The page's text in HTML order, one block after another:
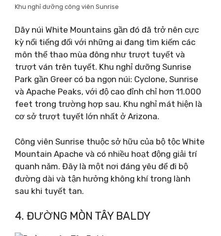
Khu nghỉ dưỡng công viên Sunrise
Dãy núi White Mountains gần đó đã trở nên cực
kỳ nổi tiếng đối với những ai đang tìm kiếm các
môn thể thao mùa đông như trượt tuyết và
trượt ván trên tuyết. Khu nghỉ dưỡng Sunrise
Park gần Greer có ba ngọn núi: Cyclone, Sunrise
và Apache Peaks, với độ cao đỉnh chỉ hơn 11.000
feet trong trường hợp sau. Khu nghỉ mát hiện là
cơ sở trượt tuyết lớn nhất ở Arizona.
Công viên Sunrise thuộc sở hữu của bộ tộc White
Mountain Apache và có nhiều hoạt động giải trí
quanh năm. Đây là một nơi đáng yêu để đi bộ
đường dài và tận hưởng không khí trong lành
sau khi tuyết tan.
4. ĐƯỜNG MÒN TÂY BALDY